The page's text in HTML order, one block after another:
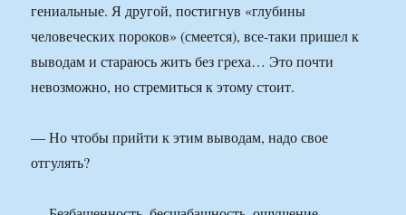
гениальные. Я другой, постигнув «глубины
человеческих пороков» (смеется), все-таки пришел к
выводам и стараюсь жить без греха… Это почти
невозможно, но стремиться к этому стоит.
— Но чтобы прийти к этим выводам, надо свое
отгулять?